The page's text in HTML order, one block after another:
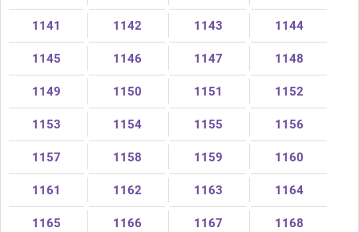
1141 1142 1143 1144
1145 1146 1147 1148
1149 1150 1151 1152
1153 1154 1155 1156
1157 1158 1159 1160
1161 1162 1163 1164
1165 1166 1167 1168